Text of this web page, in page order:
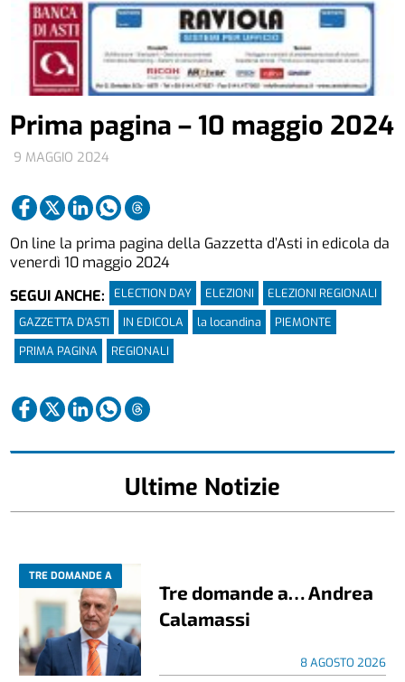
9 MAGGIO 2024
Prima pagina – 10 maggio 2024
On line la prima pagina della Gazzetta d’Asti in edicola da
venerdì 10 maggio 2024
SEGUI ANCHE:
ELECTION DAY ELEZIONI
ELEZIONI REGIONALI
GAZZETTA D'ASTI
IN EDICOLA la locandina
PIEMONTE
PRIMA PAGINA
REGIONALI
Ultime Notizie
TRE DOMANDE A
Tre domande a… Andrea
Calamassi
8 AGOSTO 2026